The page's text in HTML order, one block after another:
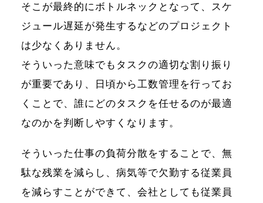
そこが最終的にボトルネックとなって、スケ
ジュール遅延が発生するなどのプロジェクト
は少なくありません。
そういった意味でもタスクの適切な割り振り
が重要であり、日頃から工数管理を行ってお
くことで、誰にどのタスクを任せるのが最適
なのかを判断しやすくなります。
そういった仕事の負荷分散をすることで、無
駄な残業を減らし、病気等で欠勤する従業員
を減らすことができて、会社としても従業員